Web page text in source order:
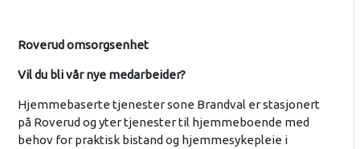
Roverud omsorgsenhet
Vil du bli vår nye medarbeider?
Hjemmebaserte tjenester sone Brandval er stasjonert
på Roverud og yter tjenester til hjemmeboende med
behov for praktisk bistand og hjemmesykepleie i